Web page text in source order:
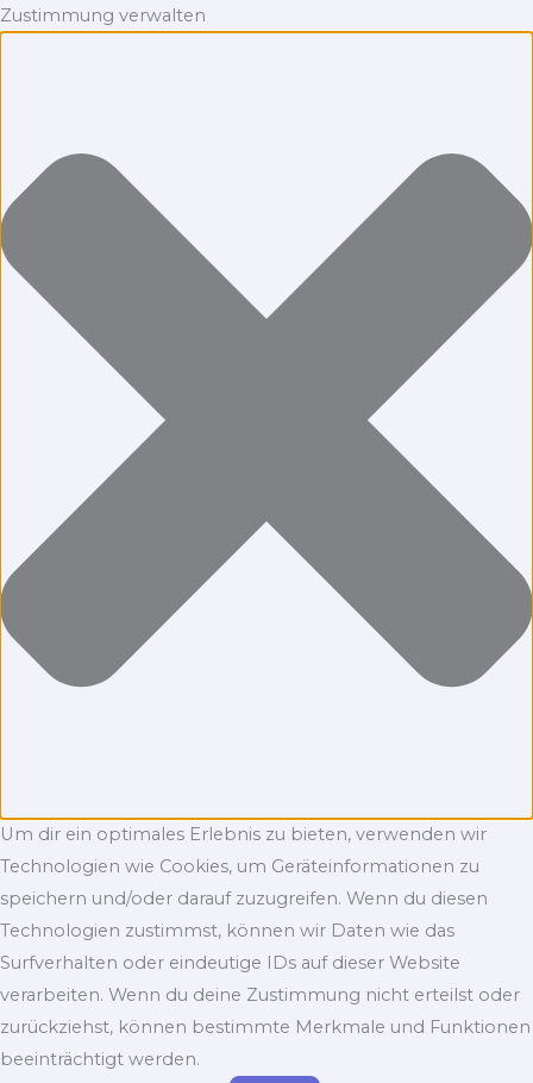
Zustimmung verwalten
Um dir ein optimales Erlebnis zu bieten, verwenden wir
Technologien wie Cookies, um Geräteinformationen zu
speichern und/oder darauf zuzugreifen. Wenn du diesen
Technologien zustimmst, können wir Daten wie das
Surfverhalten oder eindeutige IDs auf dieser Website
verarbeiten. Wenn du deine Zustimmung nicht erteilst oder
zurückziehst, können bestimmte Merkmale und Funktionen
beeinträchtigt werden.